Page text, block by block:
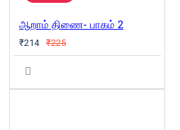
ஆறாம் திணை- பாகம் 2
₹214 ₹225